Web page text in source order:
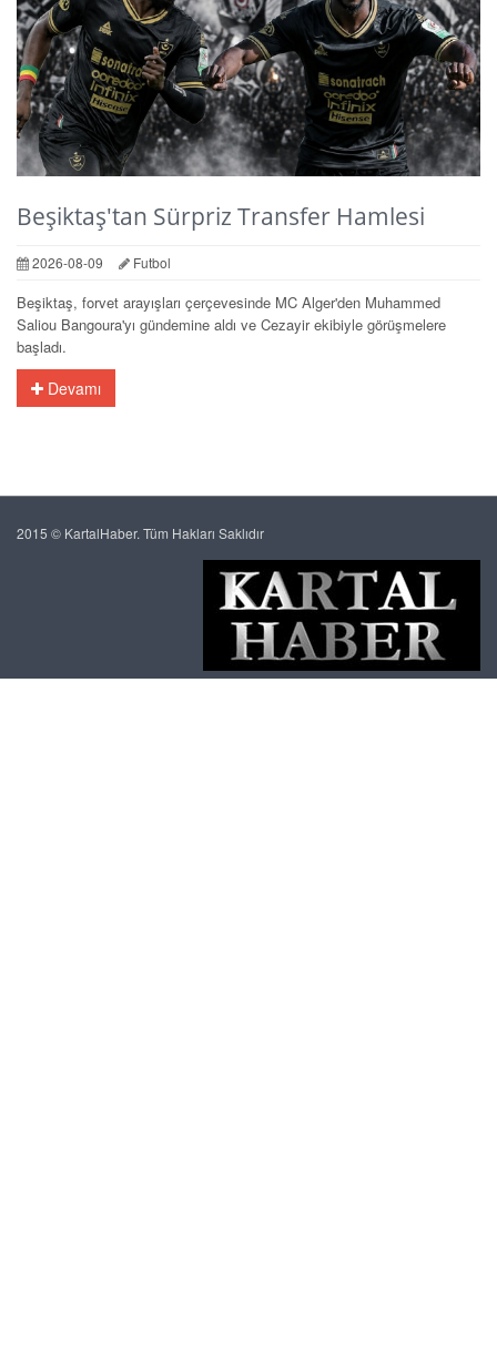
Beşiktaş'tan Sürpriz Transfer Hamlesi
2026-08-09 Futbol
Beşiktaş, forvet arayışları çerçevesinde MC Alger'den Muhammed
Saliou Bangoura'yı gündemine aldı ve Cezayir ekibiyle görüşmelere
başladı.
Devamı
2015 © KartalHaber. Tüm Hakları Saklıdır